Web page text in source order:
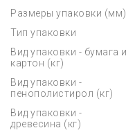
Размеры упаковки (мм)
Тип упаковки
Вид упаковки - бумага и
картон (кг)
Вид упаковки -
пенополистирол (кг)
Вид упаковки -
древесина (кг)